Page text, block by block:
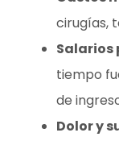
cirugías,
Salarios
tiempo
de
Dolor y